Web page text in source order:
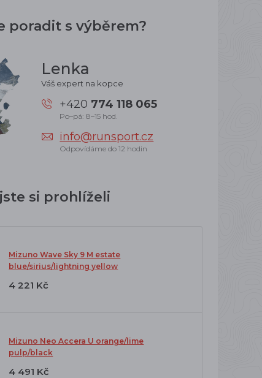
poradit s výběrem?
Lenka
Váš expert na kopce
+420 774 118 065
Po–pá: 8–15 hod.
info@runsport.cz
Odpovídáme do 12 hodin
si prohlíželi
Mizuno Wave Sky 9 M estate
blue/sirius/lightning yellow
4 221 Kč
Mizuno Neo Accera U orange/lime
pulp/black
4 491 Kč